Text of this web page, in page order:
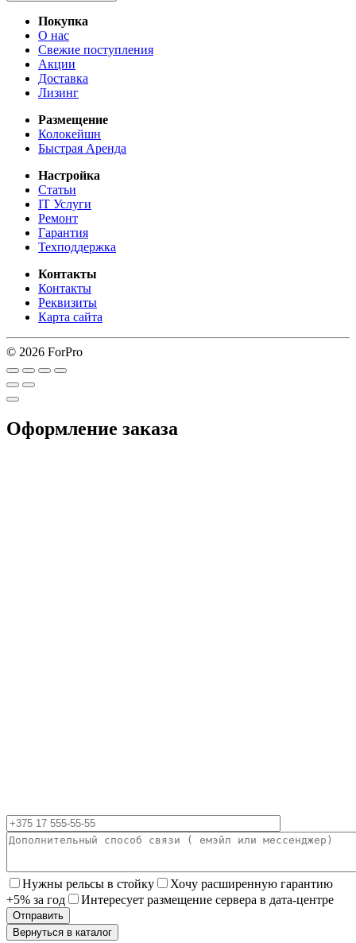
Покупка
О нас
Свежие поступления
Акции
Доставка
Лизинг
Размещение
Колокейшн
Быстрая Аренда
Настройка
Статьи
IT Услуги
Ремонт
Гарантия
Техподдержка
Контакты
Контакты
Реквизиты
Карта сайта
© 2026 ForPro
Оформление заказа
Нужны рельсы в стойку
Хочу расширенную гарантию
+5% за год
Интересует размещение сервера в дата-центре
Вернуться в каталог